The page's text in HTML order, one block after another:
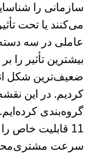
سازمانی را
عاملی در سه
بیشترین تأثیر را
ضعیف‌ترین شکل
گروه‌بندی کرده‌ایم.
11 قابلیت خاص
سرعت